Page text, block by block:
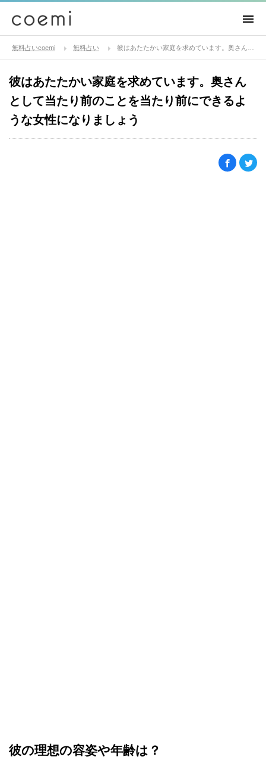
無料占いcoemi 無料占い
彼はあたたかい家庭を求めています。奥さん
として当たり前のことを当たり前にできるよ
うな女性になりましょう
彼の理想の容姿や年齢は？